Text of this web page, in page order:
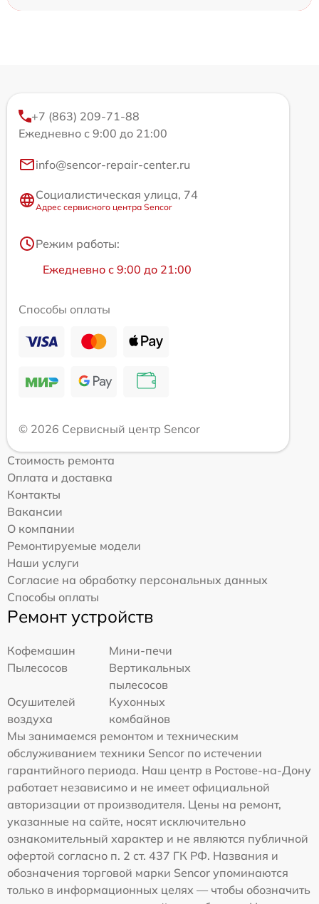
+7 (863) 209-71-88
Ежедневно с 9:00 до 21:00
info@sencor-repair-center.ru
Социалистическая улица, 74
Адрес сервисного центра Sencor
Режим работы:
Ежедневно с 9:00 до 21:00
Способы оплаты
© 2026 Сервисный центр Sencor
Стоимость ремонта
Оплата и доставка
Контакты
Вакансии
О компании
Ремонтируемые модели
Наши услуги
Согласие на обработку персональных данных
Способы оплаты
Ремонт устройств
Кофемашин
Мини-печи
Пылесосов
Вертикальных
пылесосов
Осушителей
воздуха
Кухонных
комбайнов
Мы занимаемся ремонтом и техническим
обслуживанием техники Sencor по истечении
гарантийного периода. Наш центр в Ростове-на-Дону
работает независимо и не имеет официальной
авторизации от производителя. Цены на ремонт,
указанные на сайте, носят исключительно
ознакомительный характер и не являются публичной
офертой согласно п. 2 ст. 437 ГК РФ. Названия и
обозначения торговой марки Sencor упоминаются
только в информационных целях — чтобы обозначить